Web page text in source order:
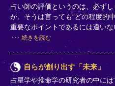
占い師の評価というのは、必ず
が、そうは言っても“どの程度的
重要なポイントであるには違いな
続きを読む
自らが創り出す「未来」
占星学や推命学の研究者の中に